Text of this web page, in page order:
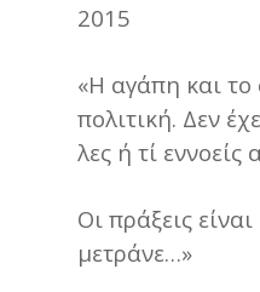
2015
«Η αγάπη και το
πολιτική. Δεν
λες ή τί εννοείς
Οι πράξεις
μετράνε…»